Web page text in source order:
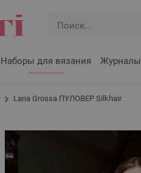
Наборы для вязания Журналы
Lana Grossa ПУЛОВЕР Silkhair